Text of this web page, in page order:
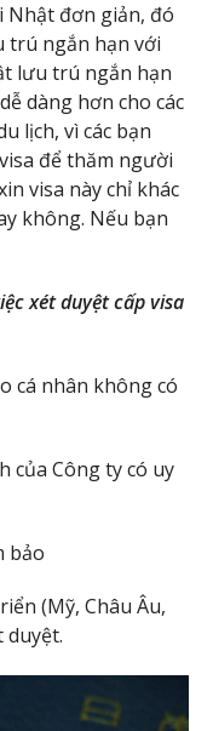
Nhật đơn giản, đó
trú ngắn hạn với
lưu trú ngắn hạn
dàng hơn cho các
lịch, vì các bạn
để thăm người
visa này chỉ khác
không. Nếu bạn
xét duyệt cấp visa
cá nhân không có
của Công ty có uy
bảo
(Mỹ, Châu Âu,
duyệt.